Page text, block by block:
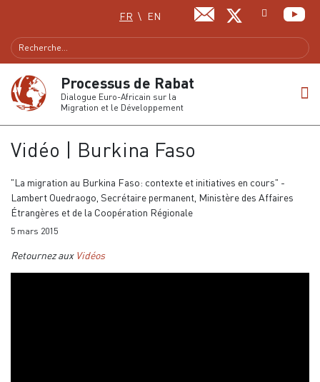
Sélectionnez votre langue
FR EN
Processus de Rabat
Dialogue Euro-Africain sur la
Migration et le Développement
Vidéo | Burkina Faso
"La migration au Burkina Faso: contexte et initiatives en cours" -
Lambert Ouedraogo, Secrétaire permanent, Ministère des Affaires
Étrangères et de la Coopération Régionale
5 mars 2015
Retournez aux Vidéos